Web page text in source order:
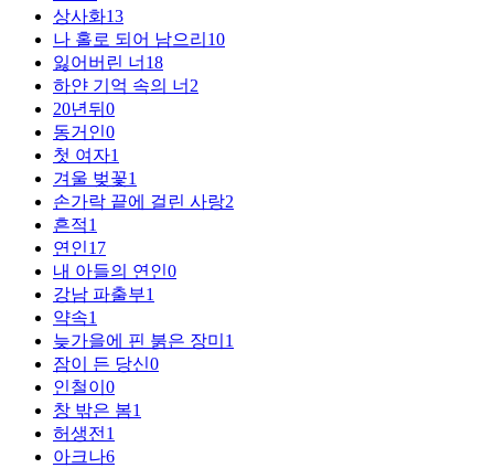
상사화13
나 홀로 되어 남으리 10
잃어버린 너 18
하얀 기억 속의 너 2
20년뒤 0
동거인0
첫 여자1
겨울 벚꽃1
손가락 끝에 걸린 사랑2
흔적1
연인17
내 아들의 연인0
강남 파출부1
약속1
늦가을에 핀 붉은 장미 1
잠이 든 당신0
인철이 0
창 밖은 봄1
허생전 1
아크나6